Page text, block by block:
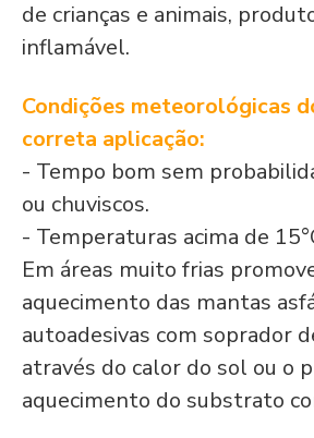
de crianças e animais,
inflamável.
Condições meteorológicas
correta aplicação:
- Tempo bom sem
ou chuviscos.
- Temperaturas acima de
Em áreas muito frias
aquecimento das mantas
autoadesivas com soprador
através do calor do sol ou o
aquecimento do substrato